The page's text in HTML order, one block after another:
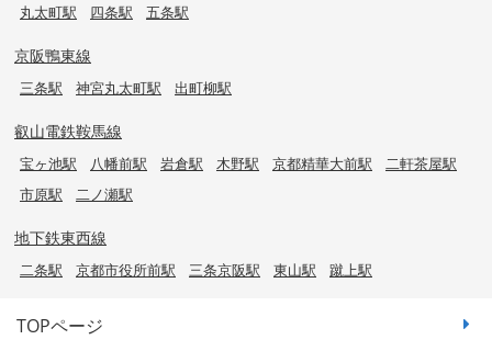
丸太町駅
四条駅 五条駅
京阪鴨東線
三条駅 神宮丸太町駅 出町柳駅
叡山電鉄鞍馬線
宝ヶ池駅 八幡前駅 岩倉駅 木野駅 京都精華大前駅
二軒茶屋駅
市原駅
二ノ瀬駅
地下鉄東西線
二条駅 京都市役所前駅 三条京阪駅 東山駅 蹴上駅
TOPページ